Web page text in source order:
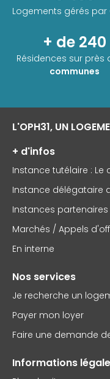
Logements gérés par
+ de 240
Résidences sur près
communes
L'OPH31, UN
+ d'infos
Instance tutélaire : Le
Instance délégataire
Instances partenaires
Marchés / Appels
En interne
Nos services
Je recherche un
Payer mon loyer
Faire une demande
Informations